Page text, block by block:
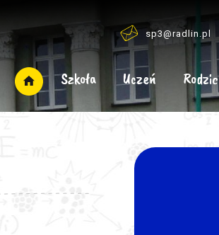
sp3@radlin.pl
Szkoła Uczeń Rodzic